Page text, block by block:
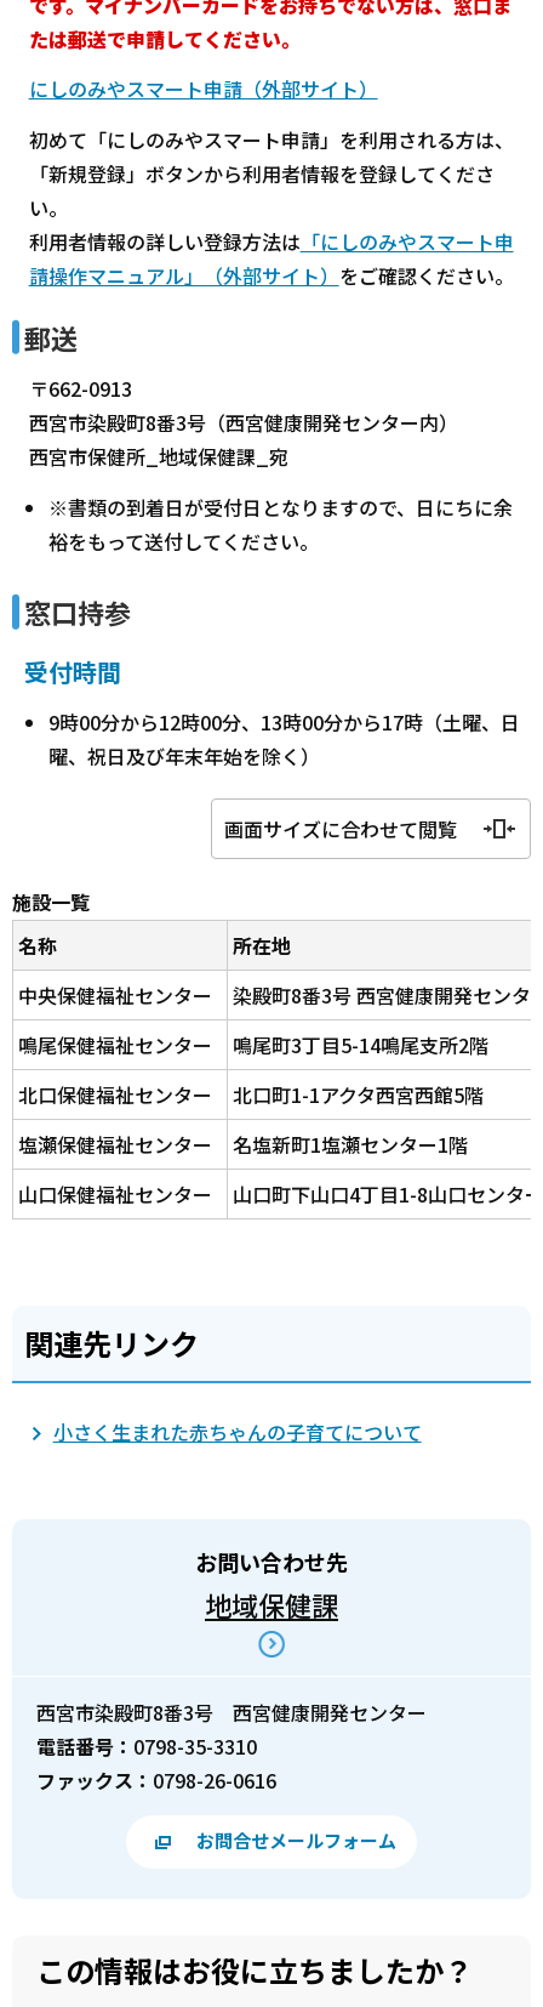
たは郵送で申請してください。
にしのみやスマート申請（外部サイト）
初めて「にしのみやスマート申請」を利用される方は、
「新規登録」ボタンから利用者情報を登録してくださ
い。
利用者情報の詳しい登録方法は 「にしのみやスマート申
請操作マニュアル」（外部サイト） をご確認ください。
郵送
〒662-0913
西宮市染殿町8番3号（西宮健康開発センター内）
西宮市保健所_地域保健課_宛
※書類の到着日が受付日となりますので、日にちに余
裕をもって送付してください。
窓口持参
受付時間
9時00分から12時00分、13時00分から17時（土曜、日
曜、祝日及び年末年始を除く）
画面サイズに合わせて閲覧
施設一覧
名称
所在地
中央保健福祉センター
染殿町8番3号 西宮健康開発センタ
鳴尾保健福祉センター
鳴尾町3丁目5-14鳴尾支所2階
北口保健福祉センター
北口町1-1アクタ西宮西館5階
塩瀬保健福祉センター
名塩新町1塩瀬センター1階
山口保健福祉センター
山口町下山口4丁目1-8山口センタ
関連先リンク
小さく生まれた赤ちゃんの子育てについて
お問い合わせ先
地域保健課
西宮市染殿町8番3号 西宮健康開発センター
電話番号： 0798-35-3310
ファックス： 0798-26-0616
お問合せメールフォーム
この情報はお役に立ちましたか？